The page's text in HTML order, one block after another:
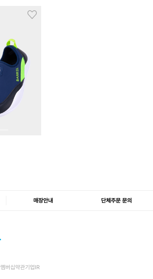
매장안내 단체주문 문의
멤버십약관기업IR